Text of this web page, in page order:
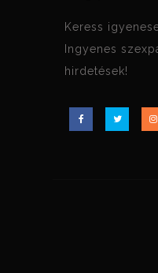
Keress
Ingyenes
hirdetések!